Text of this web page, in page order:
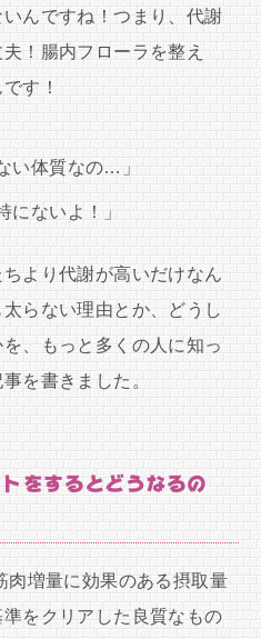
んですね！つまり、代謝
！腸内フローラを整え
す！
い体質なの…」
にないよ！」
より代謝が高いだけなん
らない理由とか、どうし
、もっと多くの人に知っ
を書きました。
をするとどうなるの
肉増量に効果のある摂取量
をクリアした良質なもの